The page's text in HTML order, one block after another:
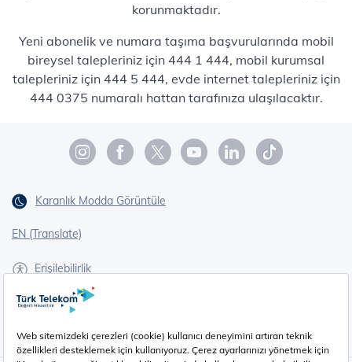
korunmaktadır.
Yeni abonelik ve numara taşıma başvurularında mobil
bireysel talepleriniz için 444 1 444, mobil kurumsal
talepleriniz için 444 5 444, evde internet talepleriniz için
444 0375 numaralı hattan tarafınıza ulaşılacaktır.
Karanlık Modda Görüntüle
EN (Translate)
Erişilebilirlik
İşaret Dili Çevirisi